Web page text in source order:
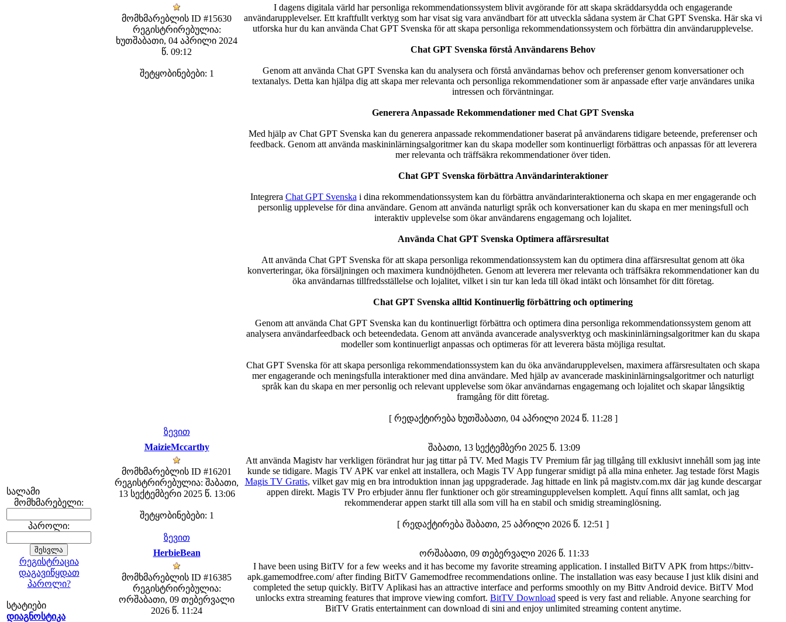
სალამი
მომხმარებელი:
პაროლი:
რეგისტრაცია
დაგავიწყდათ
პაროლი?
სტატიები
დიაგნოსტიკა
მომხმარებლის ID #15630
რეგისტრირებულია:
ხუთშაბათი, 04 აპრილი 2024
წ. 09:12
შეტყობინებები: 1
I dagens digitala värld har personliga rekommendationssystem blivit avgörande för att skapa skräddarsydda och engagerande
användarupplevelser. Ett kraftfullt verktyg som har visat sig vara användbart för att utveckla sådana system är Chat GPT Svenska. Här ska vi
utforska hur du kan använda Chat GPT Svenska för att skapa personliga rekommendationssystem och förbättra din användarupplevelse.
Chat GPT Svenska förstå Användarens Behov
Genom att använda Chat GPT Svenska kan du analysera och förstå användarnas behov och preferenser genom konversationer och
textanalys. Detta kan hjälpa dig att skapa mer relevanta och personliga rekommendationer som är anpassade efter varje användares unika
intressen och förväntningar.
Generera Anpassade Rekommendationer med Chat GPT Svenska
Med hjälp av Chat GPT Svenska kan du generera anpassade rekommendationer baserat på användarens tidigare beteende, preferenser och
feedback. Genom att använda maskininlärningsalgoritmer kan du skapa modeller som kontinuerligt förbättras och anpassas för att leverera
mer relevanta och träffsäkra rekommendationer över tiden.
Chat GPT Svenska förbättra Användarinteraktioner
Integrera Chat GPT Svenska i dina rekommendationssystem kan du förbättra användarinteraktionerna och skapa en mer engagerande och
personlig upplevelse för dina användare. Genom att använda naturligt språk och konversationer kan du skapa en mer meningsfull och
interaktiv upplevelse som ökar användarens engagemang och lojalitet.
Använda Chat GPT Svenska Optimera affärsresultat
Att använda Chat GPT Svenska för att skapa personliga rekommendationssystem kan du optimera dina affärsresultat genom att öka
konverteringar, öka försäljningen och maximera kundnöjdheten. Genom att leverera mer relevanta och träffsäkra rekommendationer kan du
öka användarnas tillfredsställelse och lojalitet, vilket i sin tur kan leda till ökad intäkt och lönsamhet för ditt företag.
Chat GPT Svenska alltid Kontinuerlig förbättring och optimering
Genom att använda Chat GPT Svenska kan du kontinuerligt förbättra och optimera dina personliga rekommendationssystem genom att
analysera användarfeedback och beteendedata. Genom att använda avancerade analysverktyg och maskininlärningsalgoritmer kan du skapa
modeller som kontinuerligt anpassas och optimeras för att leverera bästa möjliga resultat.
Chat GPT Svenska för att skapa personliga rekommendationssystem kan du öka användarupplevelsen, maximera affärsresultaten och skapa
mer engagerande och meningsfulla interaktioner med dina användare. Med hjälp av avancerade maskininlärningsalgoritmer och naturligt
språk kan du skapa en mer personlig och relevant upplevelse som ökar användarnas engagemang och lojalitet och skapar långsiktig
framgång för ditt företag.
[ რედაქტირება ხუთშაბათი, 04 აპრილი 2024 წ. 11:28 ]
ზევით
MaizieMccarthy
შაბათი, 13 სექტემბერი 2025 წ. 13:09
მომხმარებლის ID #16201
რეგისტრირებულია: შაბათი,
13 სექტემბერი 2025 წ. 13:06
შეტყობინებები: 1
Att använda Magistv har verkligen förändrat hur jag tittar på TV. Med Magis TV Premium får jag tillgång till exklusivt innehåll som jag inte
kunde se tidigare. Magis TV APK var enkel att installera, och Magis TV App fungerar smidigt på alla mina enheter. Jag testade först Magis
Magis TV Gratis, vilket gav mig en bra introduktion innan jag uppgraderade. Jag hittade en link på magistv.com.mx där jag kunde descargar
appen direkt. Magis TV Pro erbjuder ännu fler funktioner och gör streamingupplevelsen komplett. Aquí finns allt samlat, och jag
rekommenderar appen starkt till alla som vill ha en stabil och smidig streaminglösning.
[ რედაქტირება შაბათი, 25 აპრილი 2026 წ. 12:51 ]
ზევით
HerbieBean
ორშაბათი, 09 თებერვალი 2026 წ. 11:33
მომხმარებლის ID #16385
რეგისტრირებულია:
ორშაბათი, 09 თებერვალი
2026 წ. 11:24
I have been using BitTV for a few weeks and it has become my favorite streaming application. I installed BitTV APK from https://bittv-
apk.gamemodfree.com/ after finding BitTV Gamemodfree recommendations online. The installation was easy because I just klik disini and
completed the setup quickly. BitTV Aplikasi has an attractive interface and performs smoothly on my Bittv Android device. BitTV Mod
unlocks extra streaming features that improve viewing comfort. BitTV Download speed is very fast and reliable. Anyone searching for
BitTV Gratis entertainment can download di sini and enjoy unlimited streaming content anytime.